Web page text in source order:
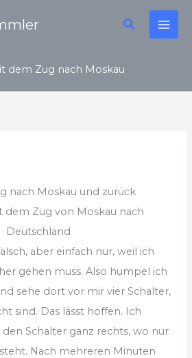
Suchen
dem Zug nach Moskau
nach Moskau und zurück
dem Zug von Moskau nach
Deutschland
aber einfach nur, weil ich
gehen muss. Also humpel ich
sehe dort vor mir vier Schalter,
sind. Das lässt hoffen. Ich
Schalter ganz rechts, wo nur
Nach mehreren Minuten